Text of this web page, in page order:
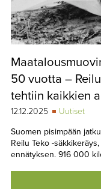
50 vuotta –
tehtiin kaikkien
12.12.2025
Uutiset
Suomen pisimpään
Reilu Teko -
ennätyksen. 916 000